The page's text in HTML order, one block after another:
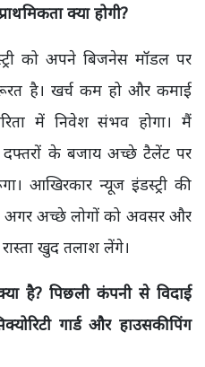
क्या होगी?
को अपने बिजनेस मॉडल पर
है। खर्च कम हो और कमाई
में निवेश संभव होगा। मैं
के बजाय अच्छे टैलेंट पर
आखिरकार न्यूज इंडस्ट्री की
अच्छे लोगों को अवसर और
खुद तलाश लेंगे।
है? पिछली कंपनी से विदाई
गार्ड और हाउसकीपिंग